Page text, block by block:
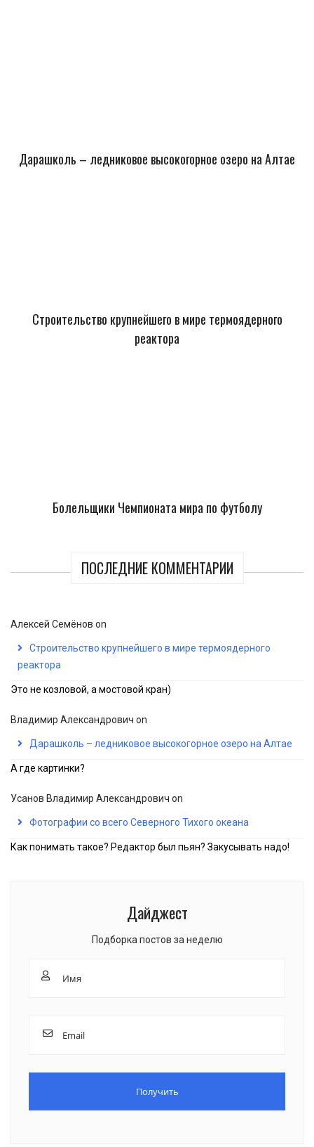
Дарашколь – ледниковое высокогорное озеро на Алтае
Строительство крупнейшего в мире термоядерного
реактора
Болельщики Чемпионата мира по футболу
ПОСЛЕДНИЕ КОММЕНТАРИИ
Алексей Семёнов on
Строительство крупнейшего в мире термоядерного
реактора
Это не козловой, а мостовой кран)
Владимир Александрович on
Дарашколь – ледниковое высокогорное озеро на Алтае
А где картинки?
Усанов Владимир Александрович on
Фотографии со всего Северного Тихого океана
Как понимать такое? Редактор был пьян? Закусывать надо!
Дайджест
Подборка постов за неделю